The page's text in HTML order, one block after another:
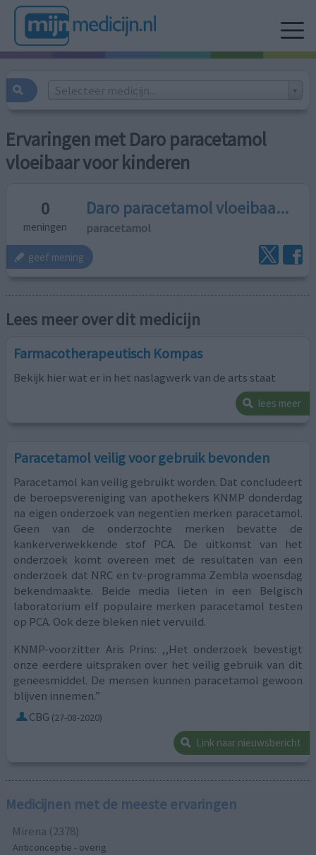
Selecteer medicijn...
Ervaringen met Daro paracetamol
vloeibaar voor kinderen
0
meningen
Daro paracetamol vloeibaa...
paracetamol
geef mening
Lees meer over dit medicijn
Farmacotherapeutisch Kompas
Bekijk hier wat er in het naslagwerk van de arts staat
lees meer
Paracetamol veilig voor gebruik bevonden
Paracetamol kan veilig gebruikt worden. Dat concludeert
de beroepsvereniging van apothekers KNMP donderdag
na eigen onderzoek van negentien merken paracetamol.
Geen van de onderzochte merken bevatte de
kankerverwekkende stof PCA. De uitkomst van het
onderzoek komt overeen met de resultaten van een
onderzoek dat NRC en tv-programma Zembla woensdag
bekendmaakte. Beide media lieten in een Belgisch
laboratorium elf populaire merken paracetamol testen
op PCA. Ook deze bleken niet vervuild.
KNMP-voorzitter Aris Prins: ,,Het onderzoek bevestigt
onze eerdere uitspraken over het veilig gebruik van dit
geneesmiddel. De mensen kunnen paracetamol gewoon
blijven innemen.”
CBG (27-08-2020)
Link naar nieuwsbericht
Medicijnen met de meeste ervaringen
Mirena (2378)
Anticonceptie - overig